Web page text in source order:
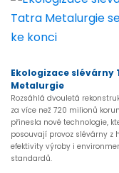
Ekologizace slévárny
Metalurgie
Rozsáhlá dvouletá
za více než 720 milionů korun
přinesla nové technologie,
posouvají provoz slévárny z
efektivity výroby i
standardů.